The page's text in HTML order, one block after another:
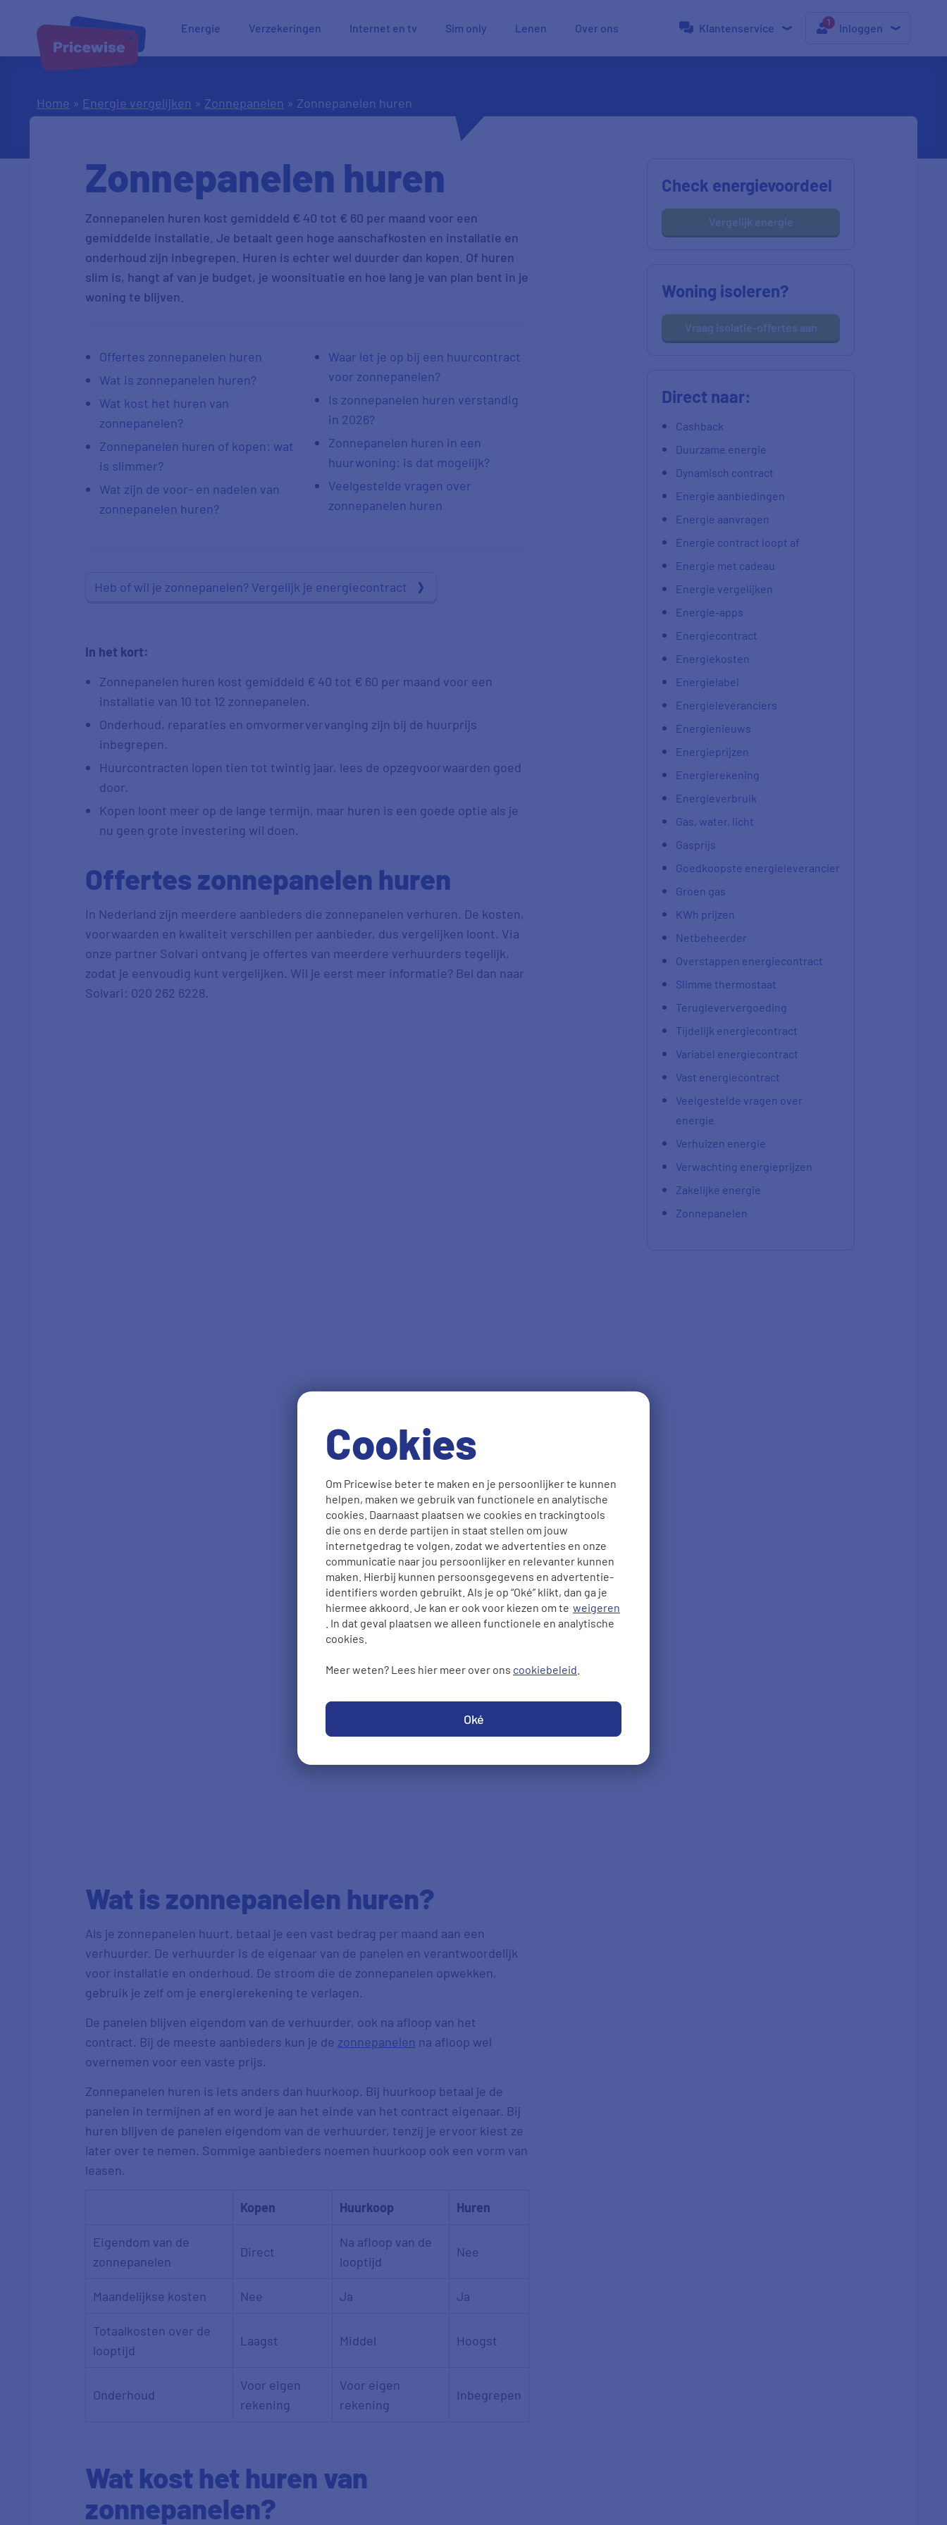
Cookies
Om Pricewise beter te maken en je persoonlijker te kunnen
helpen, maken we gebruik van functionele en analytische
cookies. Daarnaast plaatsen we cookies en trackingtools
die ons en derde partijen in staat stellen om jouw
internetgedrag te volgen, zodat we advertenties en onze
communicatie naar jou persoonlijker en relevanter kunnen
maken. Hierbij kunnen persoonsgegevens en advertentie-
identifiers worden gebruikt. Als je op “Oké” klikt, dan ga je
hiermee akkoord. Je kan er ook voor kiezen om te weigeren
. In dat geval plaatsen we alleen functionele en analytische
cookies.
Meer weten? Lees hier meer over ons cookiebeleid
Oké
Energie Verzekeringen Internet en tv Sim only Lenen Over ons Klantenservice Inloggen
Home » Energie vergelijken » Zonnepanelen » Zonnepanelen huren
Zonnepanelen huren
Zonnepanelen huren kost gemiddeld € 40 tot € 60 per maand voor een
gemiddelde installatie. Je betaalt geen hoge aanschafkosten en installatie en
onderhoud zijn inbegrepen. Huren is echter wel duurder dan kopen. Of huren
slim is, hangt af van je budget, je woonsituatie en hoe lang je van plan bent in je
woning te blijven.
Offertes zonnepanelen huren
Wat is zonnepanelen huren?
Wat kost het huren van
zonnepanelen?
Zonnepanelen huren of kopen: wat
is slimmer?
Wat zijn de voor- en nadelen van
zonnepanelen huren?
Waar let je op bij een huurcontract
voor zonnepanelen?
Is zonnepanelen huren verstandig
in 2026?
Zonnepanelen huren in een
huurwoning: is dat mogelijk?
Veelgestelde vragen over
zonnepanelen huren
Heb of wil je zonnepanelen? Vergelijk je energiecontract
In het kort:
Zonnepanelen huren kost gemiddeld € 40 tot € 60 per maand voor een
installatie van 10 tot 12 zonnepanelen.
Onderhoud, reparaties en omvormervervanging zijn bij de huurprijs
inbegrepen.
Huurcontracten lopen tien tot twintig jaar, lees de opzegvoorwaarden goed
door.
Kopen loont meer op de lange termijn, maar huren is een goede optie als je
nu geen grote investering wil doen.
Offertes zonnepanelen huren
In Nederland zijn meerdere aanbieders die zonnepanelen verhuren. De kosten,
voorwaarden en kwaliteit verschillen per aanbieder, dus vergelijken loont. Via
onze partner Solvari ontvang je offertes van meerdere verhuurders tegelijk,
zodat je eenvoudig kunt vergelijken. Wil je eerst meer informatie? Bel dan naar
Solvari: 020 262 6228.
Wat is zonnepanelen huren?
Als je zonnepanelen huurt, betaal je een vast bedrag per maand aan een
verhuurder. De verhuurder is de eigenaar van de panelen en verantwoordelijk
voor installatie en onderhoud. De stroom die de zonnepanelen opwekken,
gebruik je zelf om je energierekening te verlagen.
De panelen blijven eigendom van de verhuurder, ook na afloop van het
contract. Bij de meeste aanbieders kun je de zonnepanelen na afloop wel
overnemen voor een vaste prijs.
Zonnepanelen huren is iets anders dan huurkoop. Bij huurkoop betaal je de
panelen in termijnen af en word je aan het einde van het contract eigenaar. Bij
huren blijven de panelen eigendom van de verhuurder, tenzij je ervoor kiest ze
later over te nemen. Sommige aanbieders noemen huurkoop ook een vorm van
leasen.
Kopen Huurkoop Huren
Eigendom van de
zonnepanelen
Direct
Na afloop van de
looptijd
Nee
Maandelijkse kosten Nee Ja Ja
Totaalkosten over de
looptijd
Laagst Middel Hoogst
Onderhoud
Voor eigen
rekening
Voor eigen
rekening
Inbegrepen
Wat kost het huren van
zonnepanelen?
Check energievoordeel
Vergelijk energie
Woning isoleren?
Vraag isolatie-offertes aan
Direct naar:
Cashback
Duurzame energie
Dynamisch contract
Energie aanbiedingen
Energie aanvragen
Energie contract loopt af
Energie met cadeau
Energie vergelijken
Energie-apps
Energiecontract
Energiekosten
Energielabel
Energieleveranciers
Energienieuws
Energieprijzen
Energierekening
Energieverbruik
Gas, water, licht
Gasprijs
Goedkoopste energieleverancier
Groen gas
KWh prijzen
Netbeheerder
Overstappen energiecontract
Slimme thermostaat
Terugleververgoeding
Tijdelijk energiecontract
Variabel energiecontract
Vast energiecontract
Veelgestelde vragen over
energie
Verhuizen energie
Verwachting energieprijzen
Zakelijke energie
Zonnepanelen